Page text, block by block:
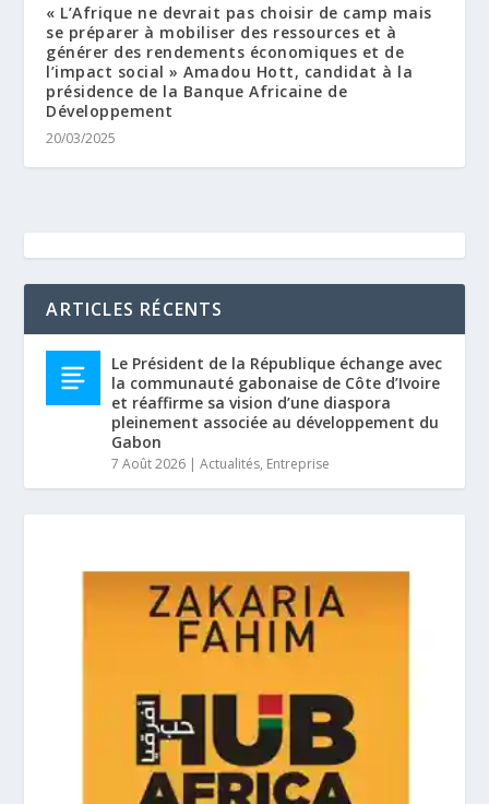
« L’Afrique ne devrait pas choisir de camp mais
se préparer à mobiliser des ressources et à
générer des rendements économiques et de
l’impact social » Amadou Hott, candidat à la
présidence de la Banque Africaine de
Développement
20/03/2025
ARTICLES RÉCENTS
Le Président de la République échange avec
la communauté gabonaise de Côte d’Ivoire
et réaffirme sa vision d’une diaspora
pleinement associée au développement du
Gabon
7 Août 2026 |Actualités, Entreprise